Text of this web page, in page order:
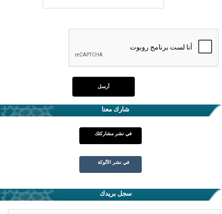
شارك معنا
في نشر مشاركتك
في نشر الألوكة
سجل بريدك